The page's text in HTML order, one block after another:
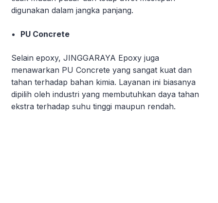
digunakan dalam jangka panjang.
PU Concrete
Selain epoxy, JINGGARAYA Epoxy juga
menawarkan PU Concrete yang sangat kuat dan
tahan terhadap bahan kimia. Layanan ini biasanya
dipilih oleh industri yang membutuhkan daya tahan
ekstra terhadap suhu tinggi maupun rendah.